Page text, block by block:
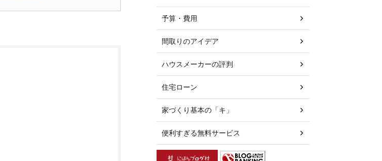
予算・費用
間取りのアイデア
ハウスメーカーの評判
住宅ローン
家づくり基本の「キ」
便利すぎる無料サービス